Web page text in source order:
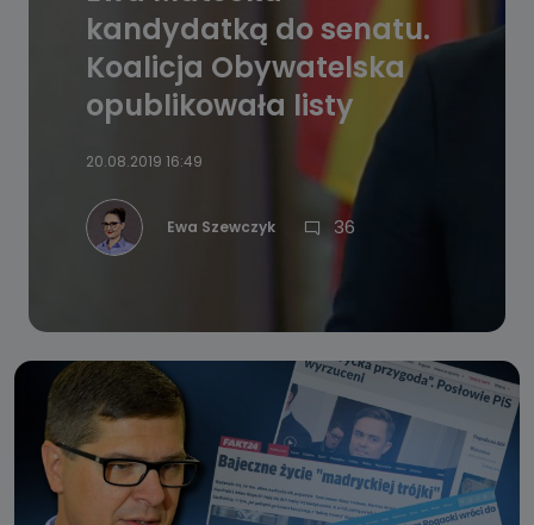
kandydatką do senatu.
Koalicja Obywatelska
opublikowała listy
20.08.2019 16:49
Ewa Szewczyk 36